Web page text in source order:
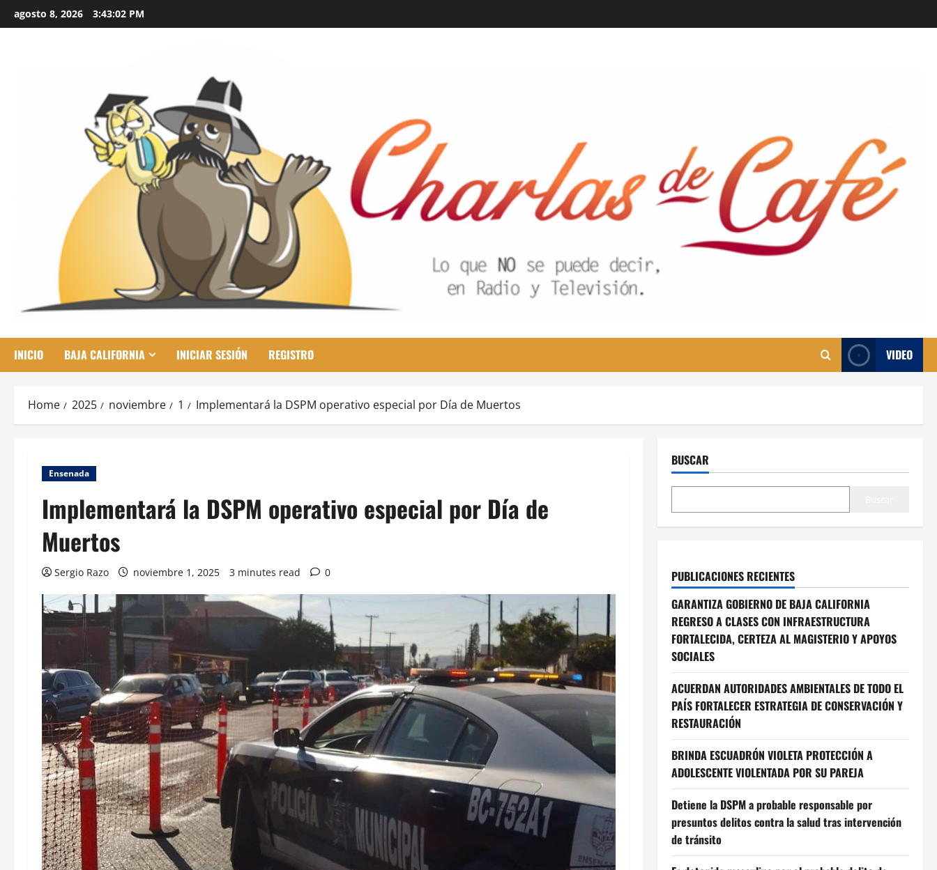
to
agosto 8, 2026 3:43:03 PM
INICIO BAJA CALIFORNIA INICIAR SESIÓN REGISTRO VIDEO
Home 2025 noviembre 1 Implementará la DSPM operativo especial por Día de Muertos
Ensenada
Implementará la DSPM operativo especial por Día de
Muertos
Sergio Razo noviembre 1, 2025 3 minutes read 0
BUSCAR
PUBLICACIONES RECIENTES
GARANTIZA GOBIERNO DE BAJA CALIFORNIA
REGRESO A CLASES CON INFRAESTRUCTURA
FORTALECIDA, CERTEZA AL MAGISTERIO Y APOYOS
SOCIALES
ACUERDAN AUTORIDADES AMBIENTALES DE TODO EL
PAÍS FORTALECER ESTRATEGIA DE CONSERVACIÓN Y
RESTAURACIÓN
BRINDA ESCUADRÓN VIOLETA PROTECCIÓN A
ADOLESCENTE VIOLENTADA POR SU PAREJA
Detiene la DSPM a probable responsable por
presuntos delitos contra la salud tras intervención
de tránsito